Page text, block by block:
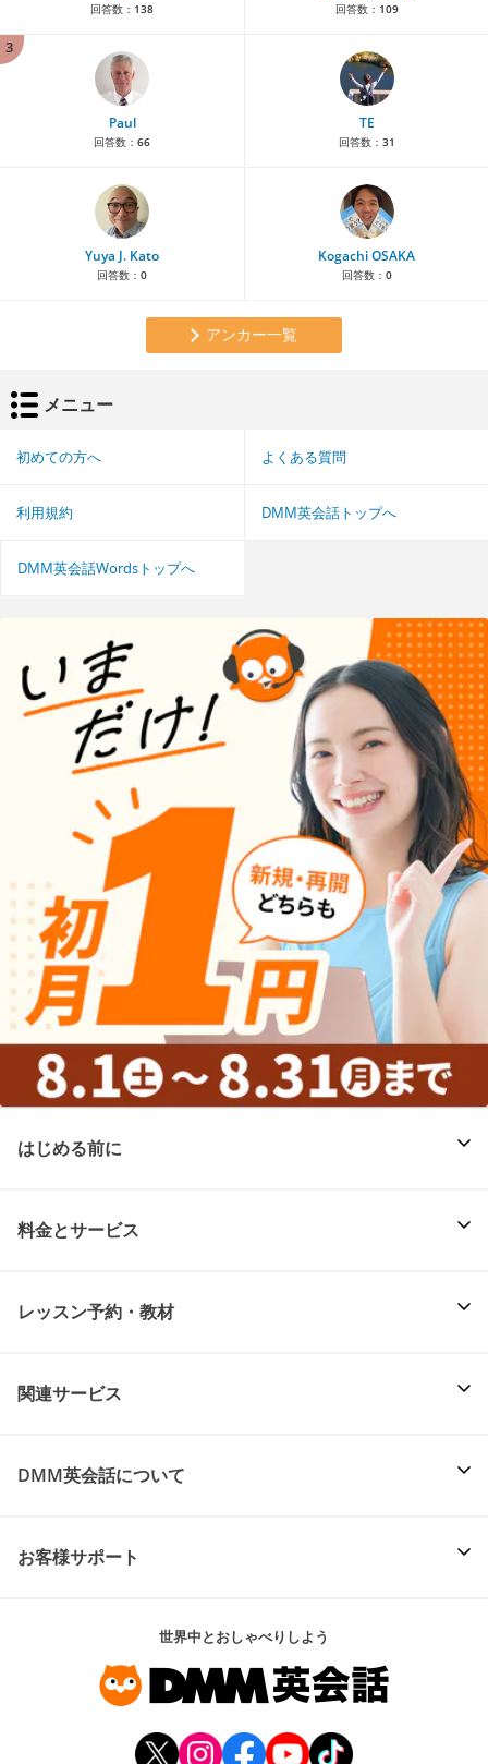
回答数： 138 回答数： 109
3
Paul
回答数： 66
TE
回答数： 31
Yuya J. Kato
回答数： 0
Kogachi OSAKA
回答数： 0
アンカー一覧
メニュー
初めての方へ よくある質問
利用規約 DMM英会話トップへ
DMM英会話Wordsトップへ
はじめる前に
料金とサービス
レッスン予約・教材
関連サービス
DMM英会話について
お客様サポート
世界中とおしゃべりしよう